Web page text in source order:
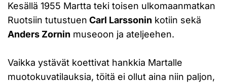
Kesällä 1955 Martta teki toisen ulkomaanmatkan
Ruotsiin tutustuen Carl Larssonin kotiin sekä
Anders Zornin museoon ja ateljeehen.
Vaikka ystävät koettivat hankkia Martalle
muotokuvatilauksia, töitä ei ollut aina niin paljon,